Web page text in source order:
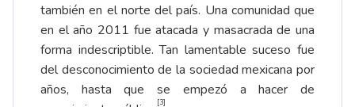
también en el norte del país. Una comunidad que
en el año 2011 fue atacada y masacrada de una
forma indescriptible. Tan lamentable suceso fue
del desconocimiento de la sociedad mexicana por
años, hasta que se empezó a hacer de
[3]